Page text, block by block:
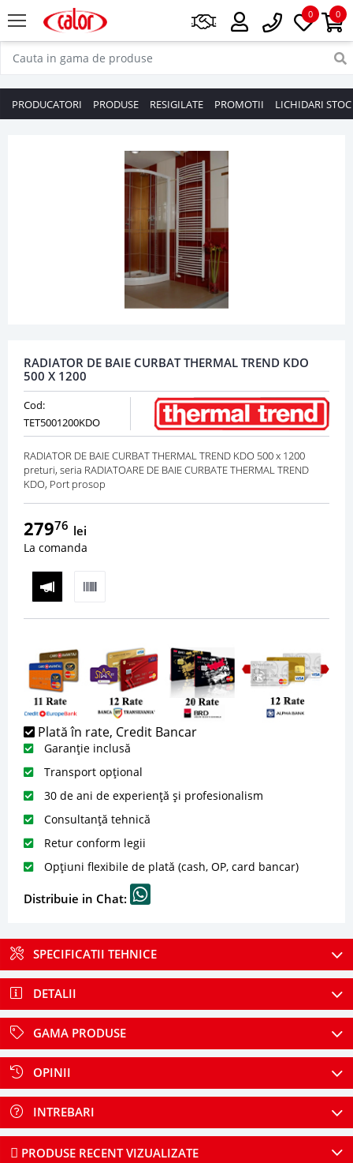
0
0
PRODUCATORI PRODUSE RESIGILATE PROMOTII LICHIDARI STOC
RADIATOR DE BAIE CURBAT THERMAL TREND KDO
500 X 1200
Cod:
TET5001200KDO
RADIATOR DE BAIE CURBAT THERMAL TREND KDO 500 x 1200
preturi, seria RADIATOARE DE BAIE CURBATE THERMAL TREND
KDO, Port prosop
27976 lei
La comanda
Plată în rate, Credit Bancar
Garanție inclusă
Transport opțional
30 de ani de experiență și profesionalism
Consultanță tehnică
Retur conform legii
Opțiuni flexibile de plată (cash, OP, card bancar)
Distribuie in Chat:
SPECIFICATII TEHNICE
DETALII
GAMA PRODUSE
OPINII
INTREBARI
PRODUSE RECENT VIZUALIZATE